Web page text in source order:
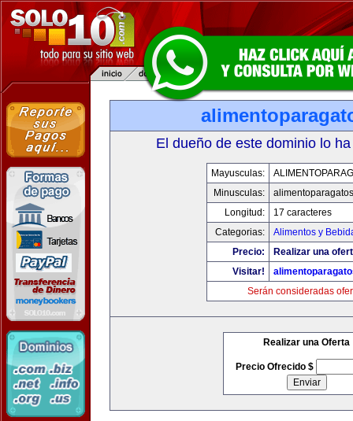
El dueño de este dominio lo
Mayusculas:
Minusculas:
Longitud:
17 caracteres
Categorias:
Alimentos y
Precio:
Realizar una
Visitar!
Serán consideradas
Realizar una Oferta
Precio Ofrecido $